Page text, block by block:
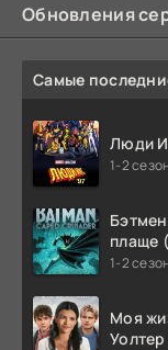
Обновления
Самые
Люди
1-2
плаще
1-2
Моя